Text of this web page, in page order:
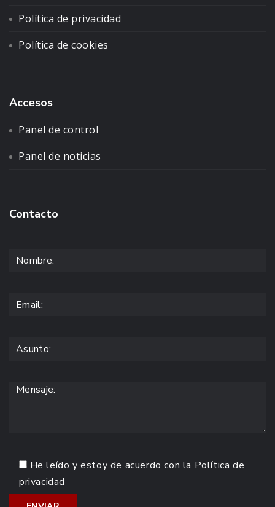
Política de privacidad
Política de cookies
Accesos
Panel de control
Panel de noticias
Contacto
He leído y estoy de acuerdo con la Política de
privacidad